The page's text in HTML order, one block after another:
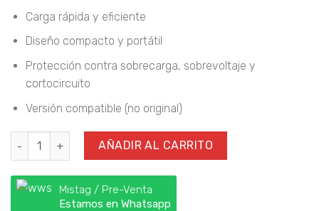
Carga rápida y eficiente
Diseño compacto y portátil
Protección contra sobrecarga, sobrevoltaje y
cortocircuito
Versión compatible (no original)
Cargador 35W USB-C con Cable Lightning a USB-C cantidad
AÑADIR AL CARRITO
Mistag / Pre-Venta
Estamos en Whatsapp